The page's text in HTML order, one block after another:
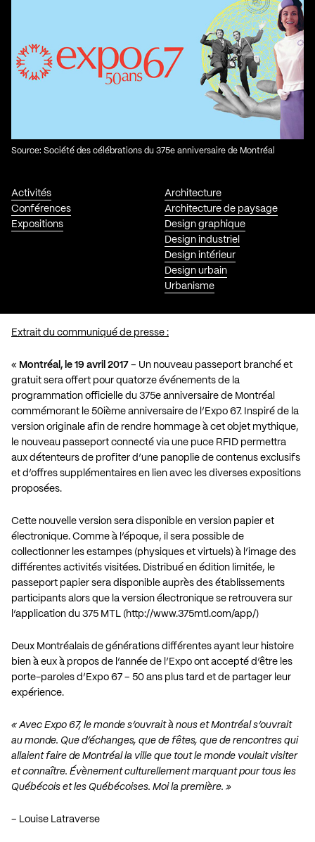
Activités
Conférences
Expositions
Architecture
Architecture de paysage
Design graphique
Design industriel
Design intérieur
Design urbain
Urbanisme
Source: Société des célébrations du 375e anniversaire de Montréal
Extrait du communiqué de presse :
« Montréal, le 19 avril 2017 – Un nouveau passeport branché et
gratuit sera offert pour quatorze événements de la
programmation officielle du 375e anniversaire de Montréal
commémorant le 50ième anniversaire de l’Expo 67. Inspiré de la
version originale afin de rendre hommage à cet objet mythique,
le nouveau passeport connecté via une puce RFID permettra
aux détenteurs de profiter d’une panoplie de contenus exclusifs
et d’offres supplémentaires en lien avec les diverses expositions
proposées.
Cette nouvelle version sera disponible en version papier et
électronique. Comme à l’époque, il sera possible de
collectionner les estampes (physiques et virtuels) à l’image des
différentes activités visitées. Distribué en édition limitée, le
passeport papier sera disponible auprès des établissements
participants alors que la version électronique se retrouvera sur
l’application du 375 MTL (http://www.375mtl.com/app/)
Deux Montréalais de générations différentes ayant leur histoire
bien à eux à propos de l’année de l’Expo ont accepté d’être les
porte-paroles d’Expo 67 – 50 ans plus tard et de partager leur
expérience.
« Avec Expo 67, le monde s’ouvrait à nous et Montréal s’ouvrait
au monde. Que d’échanges, que de fêtes, que de rencontres qui
allaient faire de Montréal la ville que tout le monde voulait visiter
et connaître. Évènement culturellement marquant pour tous les
Québécois et les Québécoises. Moi la première. »
– Louise Latraverse